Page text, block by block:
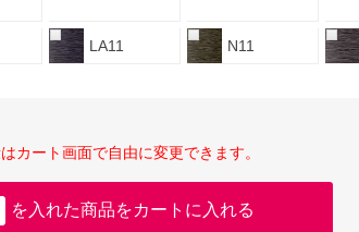
LA11 N11
カート画面で自由に変更できます。
を入れた商品をカートに入れる